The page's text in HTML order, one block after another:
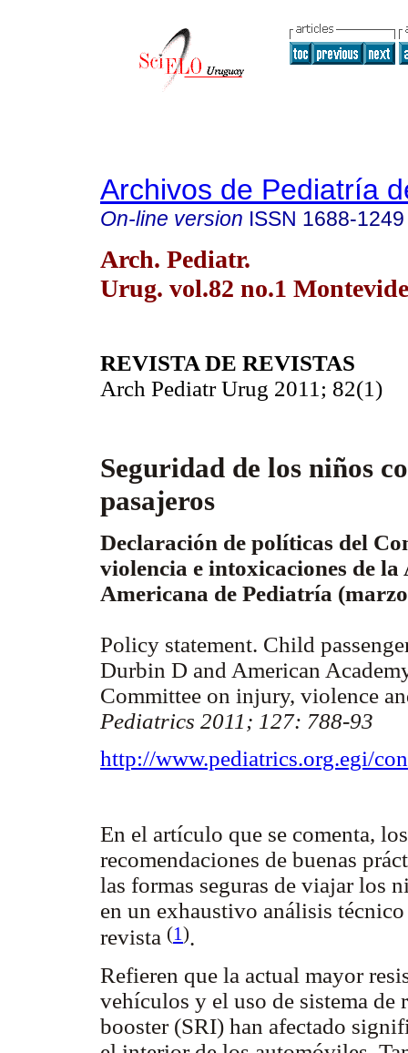
Archivos de Pediatría
On-line version ISSN 1688-1249
Arch. Pediatr.
Urug. vol.82 no.1
REVISTA DE REVISTAS
Arch Pediatr Urug 2011; 82(1)
Seguridad de los niños
pasajeros
Declaración de políticas del
violencia e intoxicaciones de la
Americana de Pediatría
Policy statement. Child
Durbin D and American
Committee on injury, violence
Pediatrics 2011; 127: 788-93
http://www.pediatrics.org.egi/
En el artículo que se comenta,
recomendaciones de buenas
las formas seguras de viajar los
en un exhaustivo análisis
revista (1).
Refieren que la actual mayor
vehículos y el uso de sistema
booster (SRI) han afectado